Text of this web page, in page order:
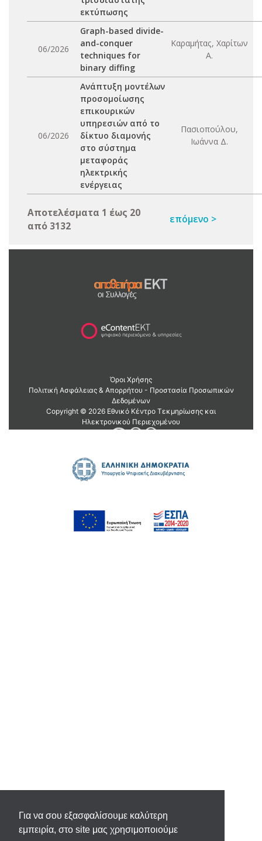
Για να σου εξασφαλίσουμε καλύτερη
εμπειρία, στο site μας χρησιμοποιούμε
εκτύπωσης
06/2026
Graph-based divide-
and-conquer
techniques for
binary diffing
Καραμήτας, Χαρίτων
Α.
06/2026
Ανάπτυξη μοντέλων
προσομοίωσης
επικουρικών
υπηρεσιών από το
δίκτυο διαμονής
στο σύστημα
μεταφοράς
ηλεκτρικής
ενέργειας
Πασιοπούλου,
Ιωάννα Δ.
Αποτελέσματα 1 έως 20
από 3132
επόμενο >